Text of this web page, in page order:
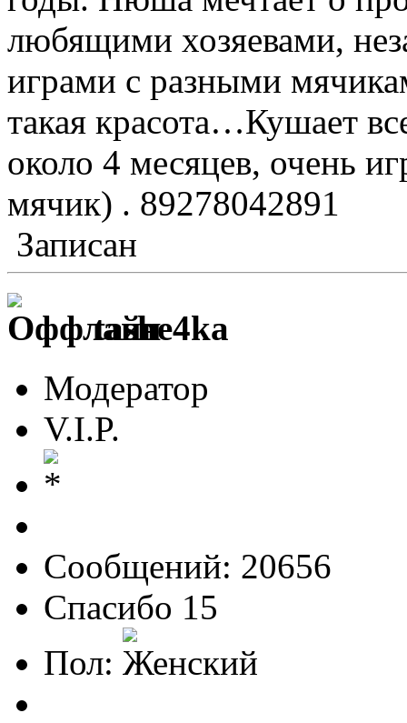
любящими хозяевами,
играми с разными
такая красота…Кушает
около 4 месяцев, очень
мячик) . 89278042891
Записан
tashe4ka
Модератор
V.I.P.
Сообщений: 20656
Спасибо 15
Пол: